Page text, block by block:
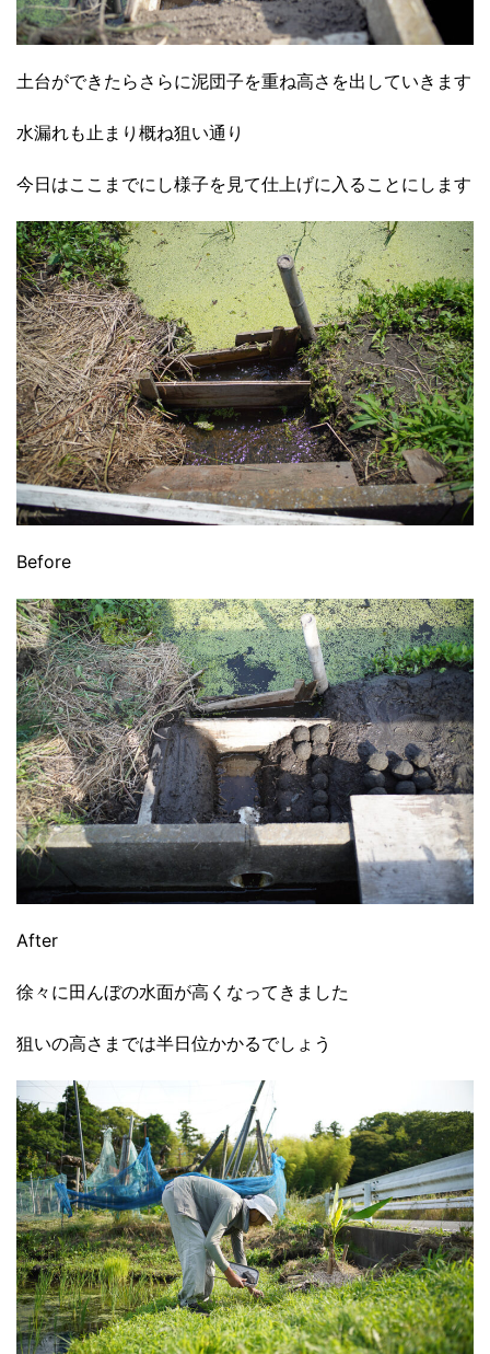
土台ができたらさらに泥団子を重ね高さを出していきます
水漏れも止まり概ね狙い通り
今日はここまでにし様子を見て仕上げに入ることにします
Before
After
徐々に田んぼの水面が高くなってきました
狙いの高さまでは半日位かかるでしょう